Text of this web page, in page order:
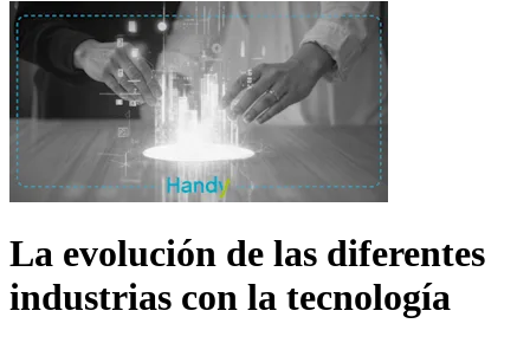
La evolución de las diferentes
industrias con la tecnología